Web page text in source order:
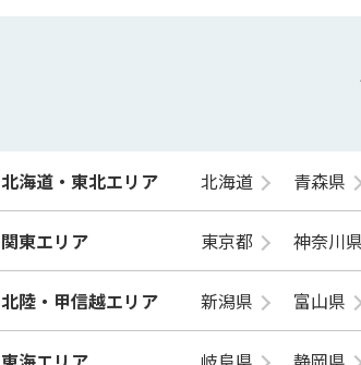
北海道・東北エリア 北海道 青森県
関東エリア 東京都 神奈川県
北陸・甲信越エリア 新潟県 富山県